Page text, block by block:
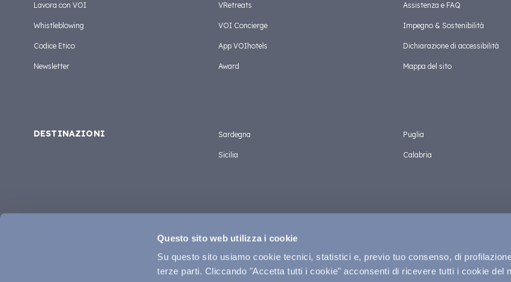
Questo sito web utilizza i cookie
Su questo sito usiamo cookie tecnici, statistici e, previo tuo consenso, di
terze parti. Cliccando "Accetta tutti i cookie" acconsenti di ricevere tutti i cookie del
Lavora con VOI
Whistleblowing
Codice Etico
Newsletter
VRetreats
VOI Concierge
App VOIhotels
Award
Assistenza e FAQ
Impegno & Sostenibilità
Dichiarazione di accessibilità
Mappa del sito
DESTINAZIONI Sardegna
Sicilia
Puglia
Calabria